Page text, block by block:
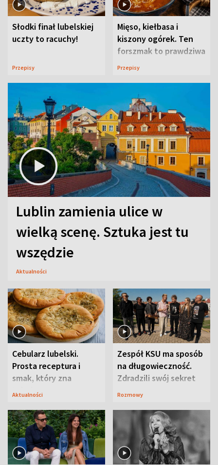
Słodki finał lubelskiej
uczty to racuchy!
Przepisy
Mięso, kiełbasa i
kiszony ogórek. Ten
forszmak to prawdziwa
uczta
Przepisy
Lublin zamienia ulice w
wielką scenę. Sztuka jest tu
wszędzie
Aktualności
Cebularz lubelski.
Prosta receptura i
smak, który zna
Lubelszczyzna
Aktualności
Zespół KSU ma sposób
na długowieczność.
Zdradzili swój sekret
Rozmowy